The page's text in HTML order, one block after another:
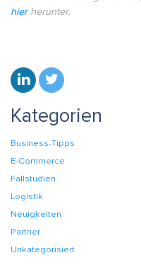
hierherunter.
Kategorien
Business-Tipps
E-Commerce
Fallstudien
Logistik
Neuigkeiten
Partner
Unkategorisiert